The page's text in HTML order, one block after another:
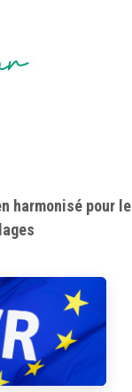
harmonisé pour le